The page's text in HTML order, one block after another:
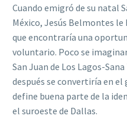
Cuando emigró de su natal
México, Jesús Belmontes le
que encontraría una
voluntario. Poco se
San Juan de Los Lagos-
después se convertiría en
define buena parte de la
el suroeste de Dallas.